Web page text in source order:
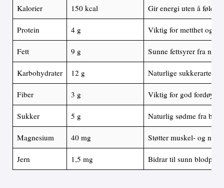
Kalorier 150 kcal Gir energi uten å føles
Protein 4 g Viktig for metthet og
Fett 9 g Sunne fettsyrer fra
Karbohydrater 12 g Naturlige sukkerarter
Fiber 3 g Viktig for god
Sukker 5 g Naturlig sødme fra bær
Magnesium 40 mg Støtter muskel- og
Jern 1,5 mg Bidrar til sunn